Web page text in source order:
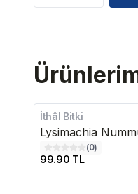
İthâl Bitki
Lysimachia
(0)
99.90 TL